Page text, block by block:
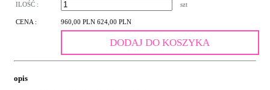
ILOŚĆ : szt
CENA : 960,00 PLN 624,00 PLN
DODAJ DO KOSZYKA
opis